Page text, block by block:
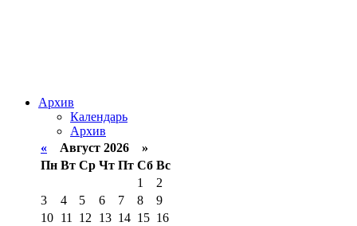
Архив
Календарь
Архив
« Август 2026 »
Пн Вт Ср Чт Пт Сб Вс
1
2
3
4 5 6 7 8
9
10 11 12 13 14 15 16